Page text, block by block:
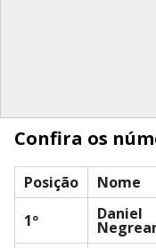
Confira os
Posição Nome
1º
Daniel